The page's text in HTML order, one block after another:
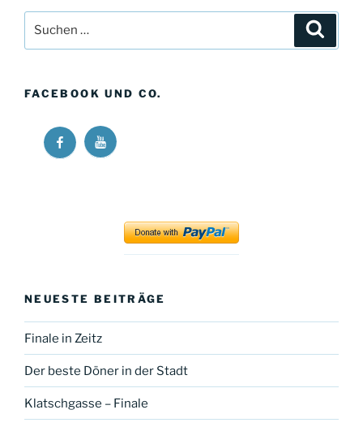
nach:
FACEBOOK UND CO.
Ricos
Long
Ricos
Long
YouTube
NEUESTE BEITRÄGE
Finale in Zeitz
Der beste Döner in der Stadt
Klatschgasse – Finale